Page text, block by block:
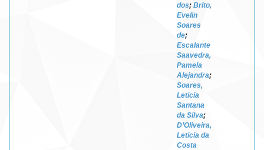
dos; Brito,
Evelin
Soares
de;
Escalante
Saavedra,
Pamela
Alejandra;
Soares,
Letícia
Santana
da Silva;
D’Oliveira,
Letícia da
Costa